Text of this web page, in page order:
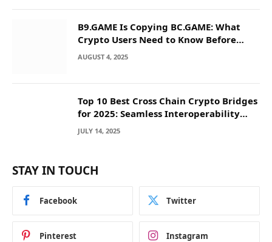
B9.GAME Is Copying BC.GAME: What
Crypto Users Need to Know Before
They Deposit
AUGUST 4, 2025
Top 10 Best Cross Chain Crypto Bridges
for 2025: Seamless Interoperability
Across Blockchain Networks
JULY 14, 2025
STAY IN TOUCH
Facebook Twitter
Pinterest Instagram